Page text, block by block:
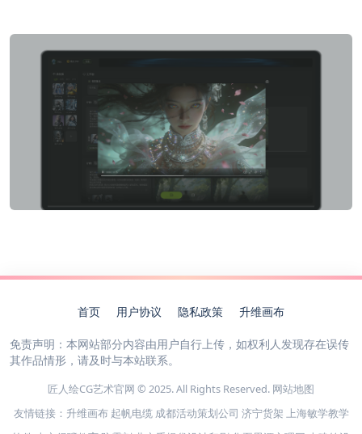
首页 用户协议 隐私政策 升维画布
免责声明：本网站部分内容由用户自行上传，如权利人发现存在误传
其作品情形，请及时与本站联系。
匠人绘CG艺术官网 © 2025. All Rights Reserved. 网站地图
友情链接： 升维画布 起帆电缆 成都活动策划公司 济宁货架 上海敏学教学